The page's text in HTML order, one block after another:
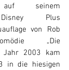
auf seinem
Disney Plus
von Rob
„Die
Jahr 2003 kam
in die hiesigen